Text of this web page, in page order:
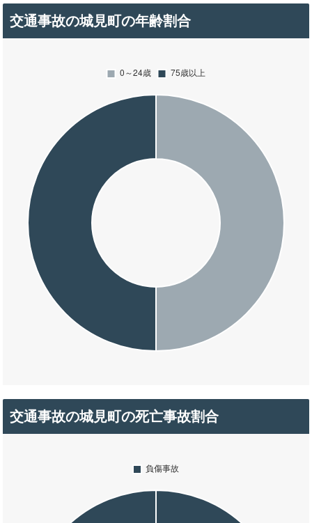
交通事故の城見町の年齢割合
交通事故の城見町の死亡事故割合